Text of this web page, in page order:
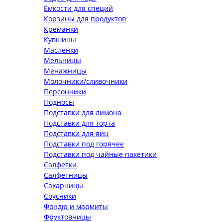
Ёмкости для специй
Корзины для продуктов
Креманки
Кувшины
Масленки
Мельницы
Менажницы
Молочники/сливочники
Персонники
Подносы
Подставки для лимона
Подставки для торта
Подставки для яиц
Подставки под горячее
Подставки под чайные пакетики
Салфетки
Салфетницы
Сахарницы
Соусники
Фондю и мармиты
Фруктовницы